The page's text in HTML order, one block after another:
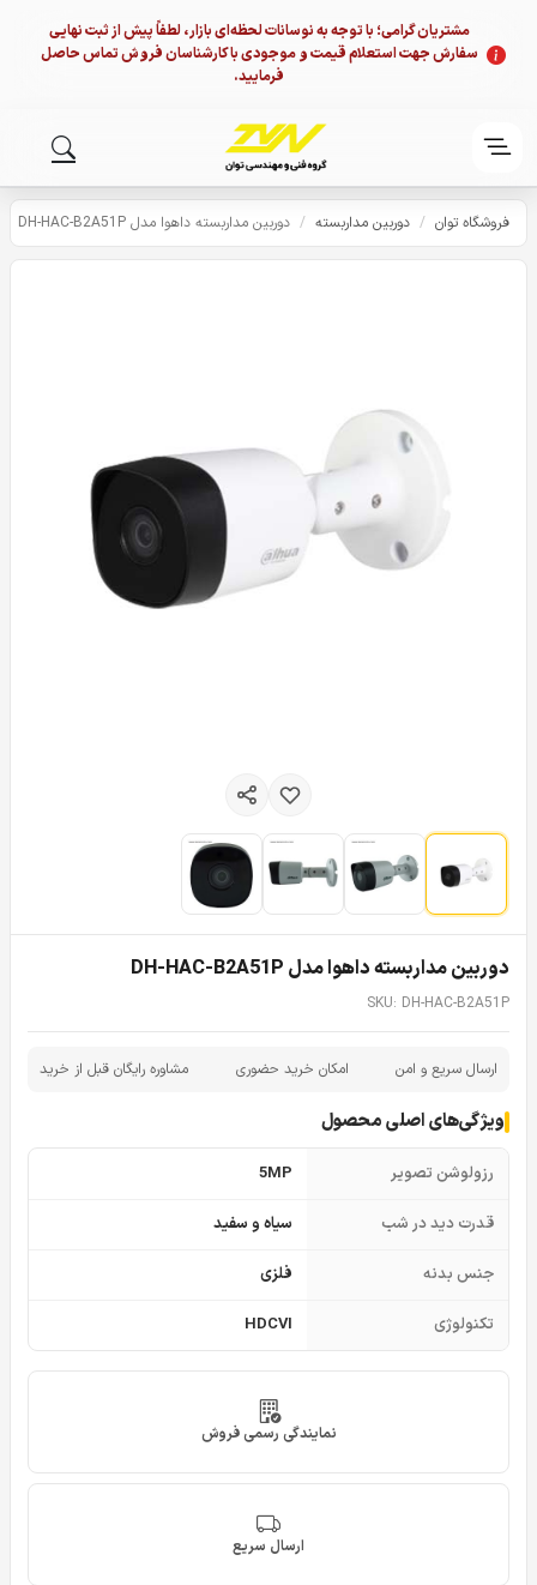
مشتریان گرامی؛ با توجه به نوسانات لحظه‌ای بازار، لطفاً پیش از ثبت نهایی
سفارش جهت استعلام قیمت و موجودی با کارشناسان فروش تماس حاصل
فرمایید.
فروشگاه توان / دوربین مداربسته / دوربین مداربسته داهوا مدل DH-HAC-B2A51P
دوربین مداربسته داهوا مدل DH-HAC-B2A51P
SKU: DH-HAC-B2A51P
ارسال سریع و امن امکان خرید حضوری مشاوره رایگان قبل از خرید
ویژگی‌های اصلی محصول
رزولوشن تصویر 5MP
قدرت دید در شب سیاه و سفید
جنس بدنه فلزی
تکنولوژی HDCVI
نمایندگی رسمی فروش
ارسال سریع